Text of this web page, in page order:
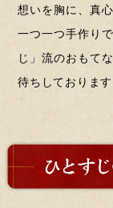
想いを胸に、真
一つ一つ手作り
じ」流のおもて
待ちしております